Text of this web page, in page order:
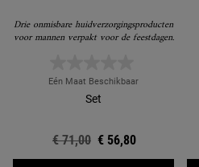
Drie onmisbare huidverzorgingsproducten
voor mannen verpakt voor de feestdagen.
Eén Maat Beschikbaar
Set
Oude prijs
€ 71,00 Nieuwe prijs
€ 56,80